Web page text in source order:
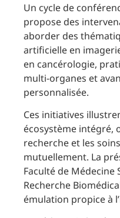
Un cycle de
propose des
aborder des
artificielle en
en cancérologie,
multi-organes et
personnalisée.
Ces initiatives
écosystème intégré,
recherche et les
mutuellement. La
Faculté de
Recherche
émulation propice à